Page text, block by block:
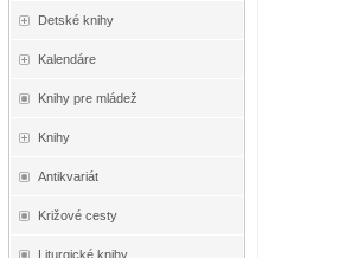
Detské knihy
Kalendáre
Knihy pre mládež
Knihy
Antikvariát
Križové cesty
Liturgické knihy